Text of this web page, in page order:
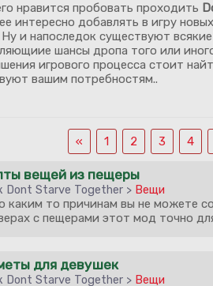
нравится пробовать проходить
интересно добавлять в игру
и напоследок существуют
шансы дропа того или
игрового процесса стоит
вашим потребностям..
« 1 2 3 4
вещей из пещеры
Dont Starve Together > Вещи
каким то причинам вы не можете
с пещерами этот мод точно
для девушек
Dont Starve Together > Вещи